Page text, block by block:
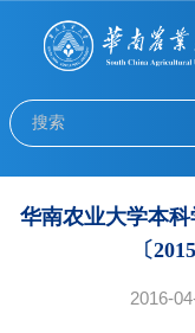
华南农业大学本
〔
2016-